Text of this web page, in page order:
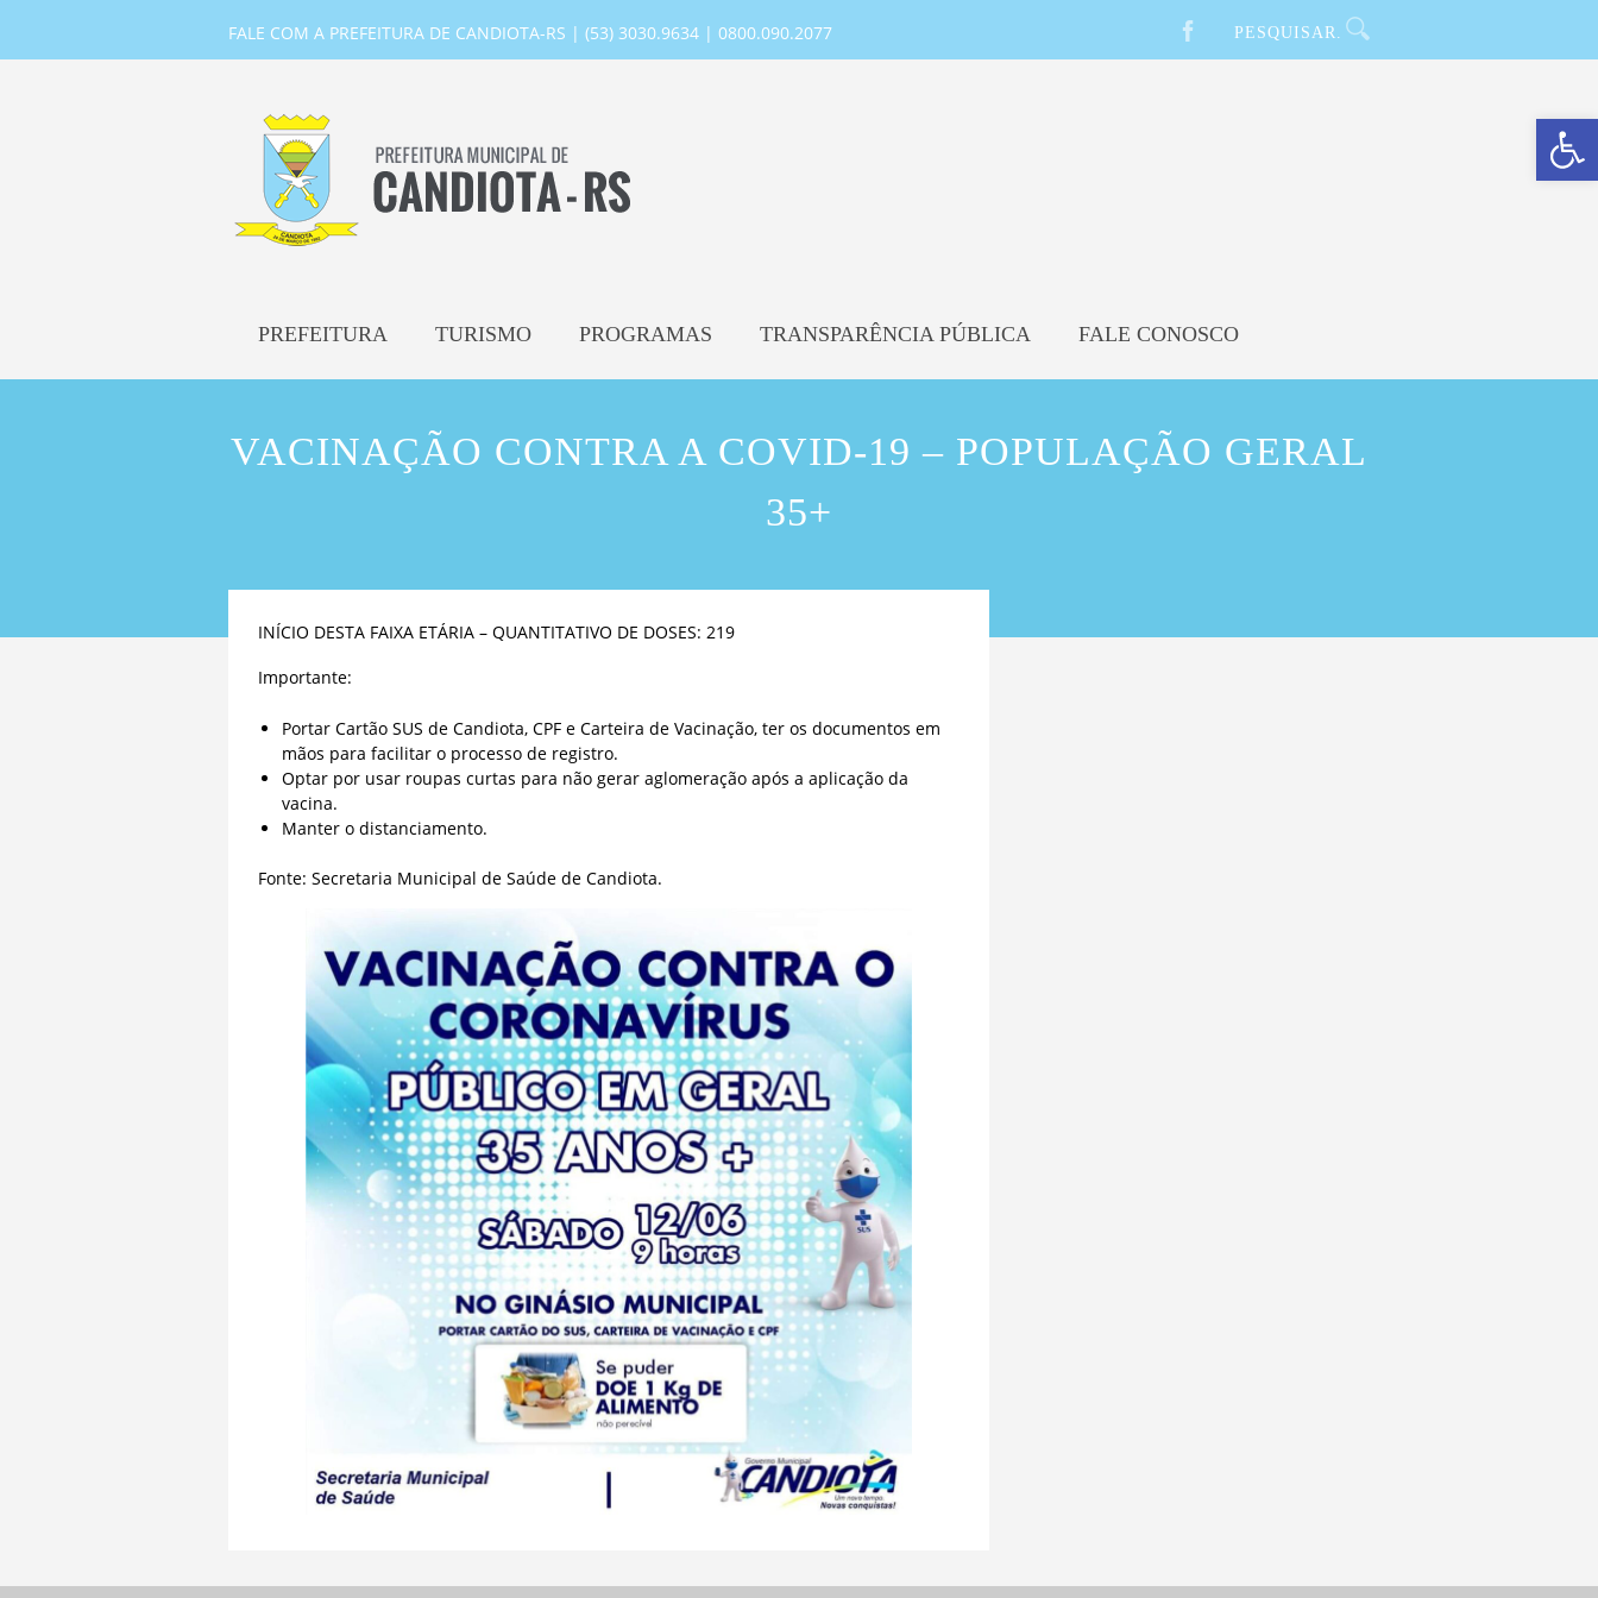
Barra de Ferramentas Aberta
FALE COM A PREFEITURA DE CANDIOTA-RS | (53) 3030.9634 | 0800.090.2077
PREFEITURA TURISMO PROGRAMAS TRANSPARÊNCIA PÚBLICA FALE CONOSCO
VACINAÇÃO CONTRA A COVID-19 – POPULAÇÃO GERAL
35+
INÍCIO DESTA FAIXA ETÁRIA – QUANTITATIVO DE DOSES: 219
Importante:
Portar Cartão SUS de Candiota, CPF e Carteira de Vacinação, ter os documentos em
mãos para facilitar o processo de registro.
Optar por usar roupas curtas para não gerar aglomeração após a aplicação da
vacina.
Manter o distanciamento.
Fonte: Secretaria Municipal de Saúde de Candiota.